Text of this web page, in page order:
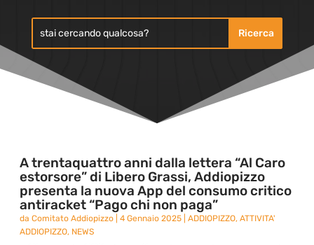
A trentaquattro anni dalla lettera “Al Caro
estorsore” di Libero Grassi, Addiopizzo
presenta la nuova App del consumo critico
antiracket “Pago chi non paga”
daComitato Addiopizzo |4 Gennaio 2025 |ADDIOPIZZO,ATTIVITA'
ADDIOPIZZO, NEWS